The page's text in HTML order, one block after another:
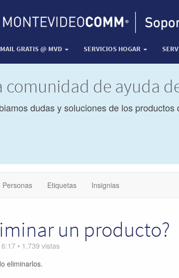
MAIL GRATIS @ MVD SERVICIOS HOGAR
comunidad de ayuda
dudas y soluciones de los productos
Personas Etiquetas Insignias
un producto?
• 1.739 vistas
eliminarlos.